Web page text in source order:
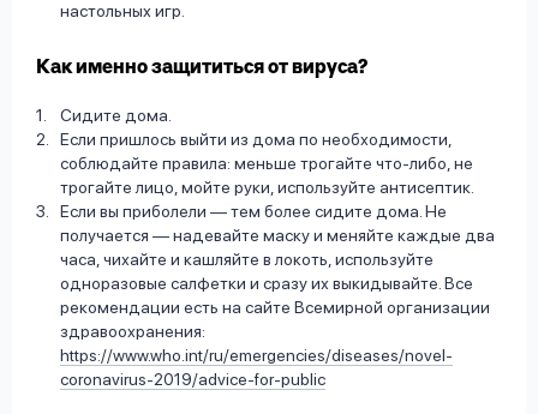
настольных игр.
Как именно защититься от вируса?
Сидите дома.
Если пришлось выйти из дома по необходимости,
соблюдайте правила: меньше трогайте что-либо, не
трогайте лицо, мойте руки, используйте антисептик.
Если вы приболели — тем более сидите дома. Не
получается — надевайте маску и меняйте каждые два
часа, чихайте и кашляйте в локоть, используйте
одноразовые салфетки и сразу их выкидывайте. Все
рекомендации есть на сайте Всемирной организации
здравоохранения:
https://www.who.int/ru/emergencies/diseases/novel-
coronavirus-2019/advice-for-public